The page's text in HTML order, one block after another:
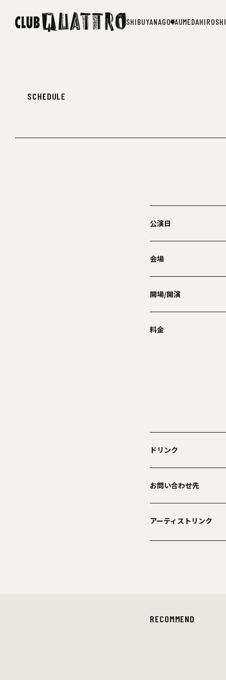
SHIBUYANAGOYAUMEDA
SCHEDULE
公演日
会場
開場/開演
料金
ドリンク
お問い合わせ先
アーティストリンク
RECOMMEND